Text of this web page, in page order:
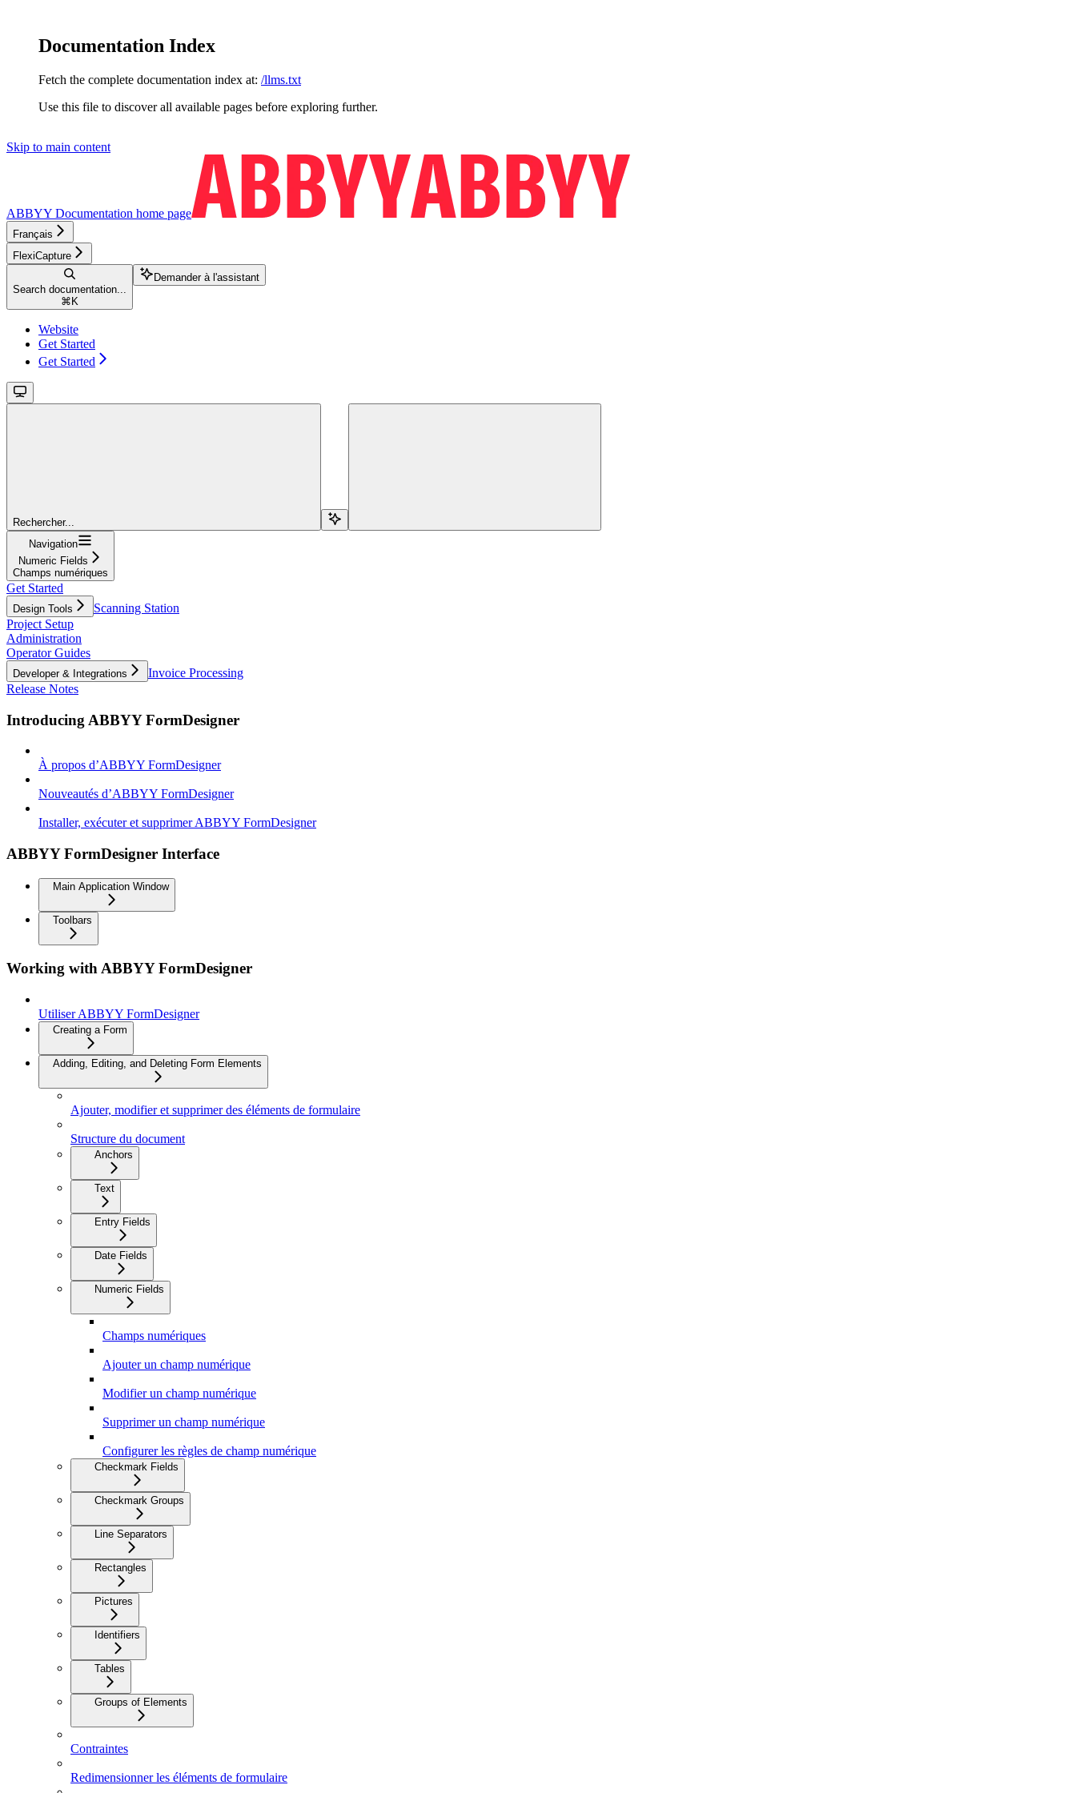
Documentation Index
Fetch the complete documentation index at: /llms.txt
Use this file to discover all available pages before exploring further.
Skip to main content
ABBYY Documentation home page
Français
FlexiCapture
Search documentation...
⌘ K
Demander à l'assistant
Website
Get Started
Get Started
Rechercher...
Navigation
Numeric Fields
Champs numériques
Get Started
Design Tools
Scanning Station
Project Setup
Administration
Operator Guides
Developer & Integrations
Invoice Processing
Release Notes
Introducing ABBYY FormDesigner
À propos d’ABBYY FormDesigner
Nouveautés d’ABBYY FormDesigner
Installer, exécuter et supprimer ABBYY FormDesigner
ABBYY FormDesigner Interface
Main Application Window
Toolbars
Working with ABBYY FormDesigner
Utiliser ABBYY FormDesigner
Creating a Form
Adding, Editing, and Deleting Form Elements
Ajouter, modifier et supprimer des éléments de formulaire
Structure du document
Anchors
Text
Entry Fields
Date Fields
Numeric Fields
Champs numériques
Ajouter un champ numérique
Modifier un champ numérique
Supprimer un champ numérique
Configurer les règles de champ numérique
Checkmark Fields
Checkmark Groups
Line Separators
Rectangles
Pictures
Identifiers
Tables
Groups of Elements
Contraintes
Redimensionner les éléments de formulaire